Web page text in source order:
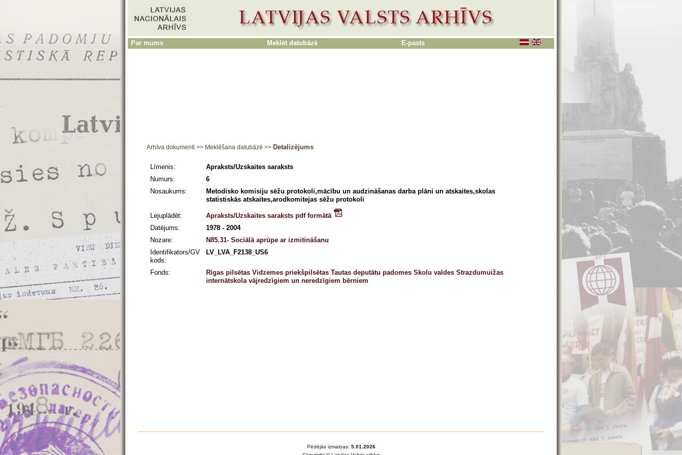
Par mums Meklēt datubāzē E-pasts
Arhīva dokumenti >> Meklēšana datubāzē >> Detalizējums
Līmenis:
Apraksts/Uzskaites saraksts
Numurs:
6
Nosaukums:
Metodisko komisiju sēžu protokoli,mācību un audzināšanas darba plāni un atskaites,skolas
statistiskās atskaites,arodkomitejas sēžu protokoli
Lejuplādēt:
Apraksts/Uzskaites saraksts pdf formātā
Datējums:
1978 - 2004
Nozare:
N85.31- Sociālā aprūpe ar izmitināšanu
Identifikators/GV
kods:
LV_LVA_F2138_US6
Fonds:
Rīgas pilsētas Vidzemes priekšpilsētas Tautas deputātu padomes Skolu valdes Strazdumuižas
internātskola vājredzīgiem un neredzīgiem bērniem
Pēdējās izmaiņas: 5.01.2026